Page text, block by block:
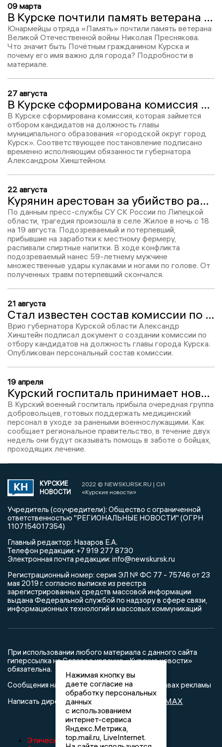
09 марта
В Курске почтили память ветерана Николая Преснякова в честь его 100-летия
Юнармейцы отряда «Память» почтили память ветерана
Великой Отечественной войны Николая Преснякова.
Что значит быть Почётным гражданином Курска и
почему его имя важно для города? Подробности в
материале.
27 августа
В Курске сформирована комиссия по отбору кандидатов на пост мэра
В Курске сформирована комиссия, которая займется
отбором кандидатов на должность главы
муниципального образования «городской округ город
Курск». Соответствующее постановление подписано
временно исполняющим обязанности губернатора
Александром Хинштейном.
22 августа
Курянин арестован за убийство рабочего в Липецкой области
По данным пресс-службы СУ СК России по Липецкой
области, трагедия произошла в селе Жилое в ночь с 18
на 19 августа. Подозреваемый и потерпевший,
прибывшие на заработки к местному фермеру,
распивали спиртные напитки. В ходе конфликта
подозреваемый нанес 59-летнему мужчине
множественные удары кулаками и ногами по голове. От
полученных травм потерпевший скончался.
21 августа
Стал известен состав комиссии по отбору кандидатов на пост мэра Курска
Врио губернатора Курской области Александр
Хинштейн подписал документ о создании комиссии по
отбору кандидатов на должность главы города Курска.
Опубликован персональный состав комиссии.
19 апреля
Курский госпиталь принимает новую смену добровольцев
В Курский военный госпиталь прибыла очередная группа
добровольцев, готовых поддержать медицинский
персонал в уходе за ранеными военнослужащими. Как
сообщает региональное правительство, в течение двух
недель они будут оказывать помощь в заботе о бойцах,
проходящих лечение.
КУРСКИЕ
НОВОСТИ
2022 © NEWSKURSK.RU | СИ
«Курские новости»
Учредитель (соучредители): Общество с ограниченной
ответственностью "РЕГИОНАЛЬНЫЕ НОВОСТИ" (ОГРН
1107154017354)
Главный редактор: Назаров Е.А.
Телефон редакции: +7 919 277 8730
Электронная почта редакции: info@newskursk.ru
Регистрационный номер: серия ЭЛ № ФС 77 - 75746 от 23
мая 2019 г. согласно выписке из реестра
зарегистрированных средств массовой информации
выдана Федеральной службой по надзору в сфере связи,
информационных технологий и массовых коммуникаций
При использовании любого материала с данного сайта
гиперссылка на Сетевое издание «Курские новости»
обязательна.
Сообщения на сером фоне размещены на правах рекламы
Написать директору в телеграм
MAX
Этическая политика изданий
Нажимая кнопку вы
даете согласие на
обработку персональных
данных
с использованием
интернет-сервиса
Яндекс.Метрика,
top.mail.ru, LiveInternet.